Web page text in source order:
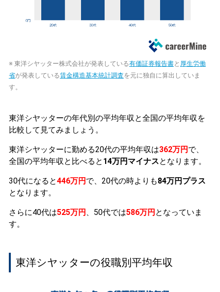
※ 東洋シヤッター株式会社が発表している有価証券報告書と 厚生労働
省が発表している賃金構造基本統計調査を元に独自に算出していま
す。
東洋シヤッターの年代別の平均年収と全国の平均年収を
比較して見てみましょう。
東洋シヤッターに勤める20代の平均年収は362万円 で、
全国の平均年収と比べると 14万円マイナスとなります。
30代になると446万円 で、20代の時よりも84万円プラス
となります。
さらに40代は525万円 、50代では586万円 となっていま
す。
東洋シヤッターの役職別平均年収